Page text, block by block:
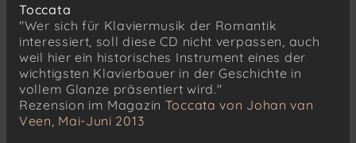
Toccata
"Wer sich für Klaviermusik der Romantik
interessiert, soll diese CD nicht verpassen, auch
weil hier ein historisches Instrument eines der
wichtigsten Klavierbauer in der Geschichte in
vollem Glanze präsentiert wird."
Rezension im Magazin Toccata von Johan van
Veen, Mai-Juni 2013